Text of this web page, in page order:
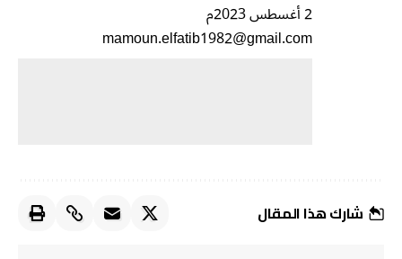
2 أغسطس 2023م
mamoun.elfatib1982@gmail.com
شارك هذا المقال